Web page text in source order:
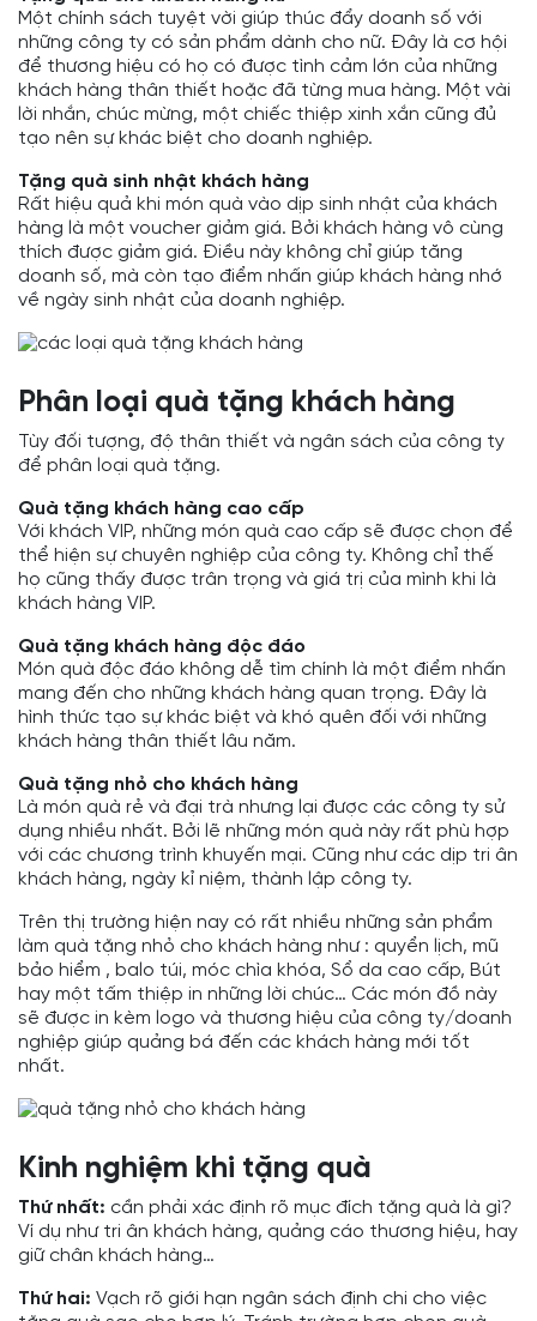
Một chính sách tuyệt vời giúp thúc đẩy doanh số với
những công ty có sản phẩm dành cho nữ. Đây là cơ hội
để thương hiệu có họ có được tình cảm lớn của những
khách hàng thân thiết hoặc đã từng mua hàng. Một vài
lời nhắn, chúc mừng, một chiếc thiệp xinh xắn cũng đủ
tạo nên sự khác biệt cho doanh nghiệp.
Tặng quà sinh nhật khách hàng
Rất hiệu quả khi món quà vào dịp sinh nhật của khách
hàng là một voucher giảm giá. Bởi khách hàng vô cùng
thích được giảm giá. Điều này không chỉ giúp tăng
doanh số, mà còn tạo điểm nhấn giúp khách hàng nhớ
về ngày sinh nhật của doanh nghiệp.
Phân loại quà tặng khách hàng
Tùy đối tượng, độ thân thiết và ngân sách của công ty
để phân loại quà tặng.
Quà tặng khách hàng cao cấp
Với khách VIP, những món quà cao cấp sẽ được chọn để
thể hiện sự chuyên nghiệp của công ty. Không chỉ thế
họ cũng thấy được trân trọng và giá trị của mình khi là
khách hàng VIP.
Quà tặng khách hàng độc đáo
Món quà độc đáo không dễ tìm chính là một điểm nhấn
mang đến cho những khách hàng quan trọng. Đây là
hình thức tạo sự khác biệt và khó quên đối với những
khách hàng thân thiết lâu năm.
Quà tặng nhỏ cho khách hàng
Là món quà rẻ và đại trà nhưng lại được các công ty sử
dụng nhiều nhất. Bởi lẽ những món quà này rất phù hợp
với các chương trình khuyến mại. Cũng như các dịp tri ân
khách hàng, ngày kỉ niệm, thành lập công ty.
Trên thị trường hiện nay có rất nhiều những sản phẩm
làm quà tặng nhỏ cho khách hàng như : quyển lịch, mũ
bảo hiểm , balo túi, móc chìa khóa, Sổ da cao cấp, Bút
hay một tấm thiệp in những lời chúc… Các món đồ này
sẽ được in kèm logo và thương hiệu của công ty/doanh
nghiệp giúp quảng bá đến các khách hàng mới tốt
nhất.
Kinh nghiệm khi tặng quà
Thứ nhất: cần phải xác định rõ mục đích tặng quà là gì?
Ví dụ như tri ân khách hàng, quảng cáo thương hiệu, hay
giữ chân khách hàng…
Thứ hai: Vạch rõ giới hạn ngân sách định chi cho việc